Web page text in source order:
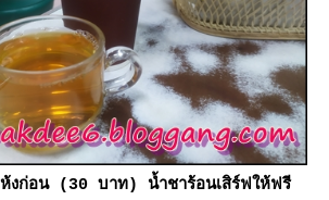
งก่อน (30 บาท) น้ำชาร้อนเสิร์ฟให้ฟรี